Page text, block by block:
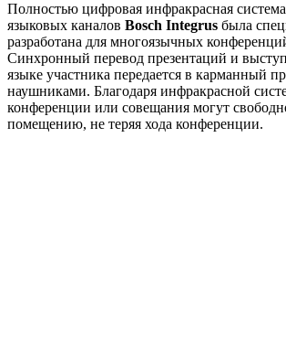
Полностью цифровая инфракрасная
языковых каналов Bosch Integrus была
разработана для многоязычных
Синхронный перевод презентаций и
языке участника передается в карманный
наушниками. Благодаря инфракрасной
конференции или совещания могут
помещению, не теряя хода конференции.